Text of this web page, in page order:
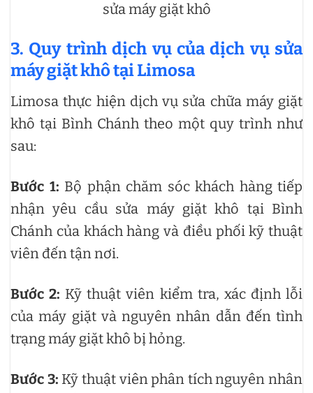
sửa máy giặt khô
3. Quy trình dịch vụ của dịch vụ sửa
máy giặt khô tại Limosa
Limosa thực hiện dịch vụ sửa chữa máy giặt
khô tại Bình Chánh theo một quy trình như
sau:
Bước 1: Bộ phận chăm sóc khách hàng tiếp
nhận yêu cầu sửa máy giặt khô tại Bình
Chánh của khách hàng và điều phối kỹ thuật
viên đến tận nơi.
Bước 2: Kỹ thuật viên kiểm tra, xác định lỗi
của máy giặt và nguyên nhân dẫn đến tình
trạng máy giặt khô bị hỏng.
Bước 3: Kỹ thuật viên phân tích nguyên nhân